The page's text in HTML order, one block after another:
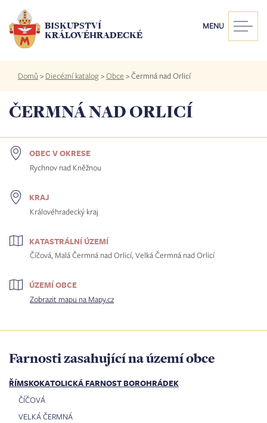
hlavnímu
obsahu
BISKUPSTVÍ
KRÁLOVÉHRADECKÉ
MENU
Drobečková
navigace
Domů > Diecézní katalog>Obce >Čermná nad Orlicí
ČERMNÁ NAD ORLICÍ
OBEC V OKRESE
Rychnov nad Kněžnou
KRAJ
Královéhradecký kraj
KATASTRÁLNÍ ÚZEMÍ
Číčová, Malá Čermná nad Orlicí, Velká Čermná nad Orlicí
ÚZEMÍ OBCE
Zobrazit mapu na Mapy.cz
Farnosti zasahující na území obce
ŘÍMSKOKATOLICKÁ FARNOST BOROHRÁDEK
ČÍČOVÁ
VELKÁ ČERMNÁ